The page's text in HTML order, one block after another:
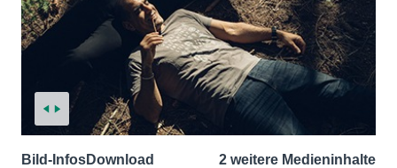
Bild-InfosDownload 2 weitere Medieninhalte